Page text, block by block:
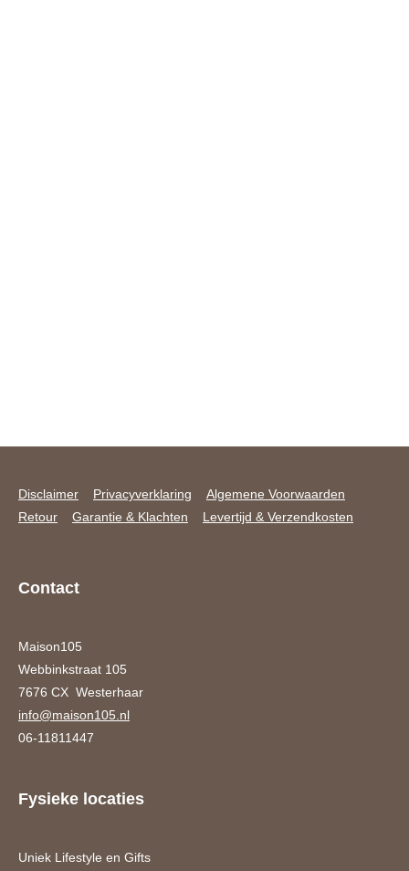
Disclaimer Privacyverklaring
Algemene Voorwaarden
Retour
Garantie & Klachten Levertijd & Verzendkosten
Contact
Maison105
Webbinkstraat 105
7676 CX Westerhaar
info@maison105.nl
06-11811447
Fysieke locaties
Uniek Lifestyle en Gifts